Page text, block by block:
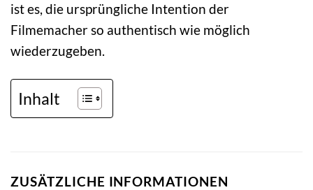
ist es, die ursprüngliche Intention der
Filmemacher so authentisch wie möglich
wiederzugeben.
Inhalt
ZUSÄTZLICHE INFORMATIONEN